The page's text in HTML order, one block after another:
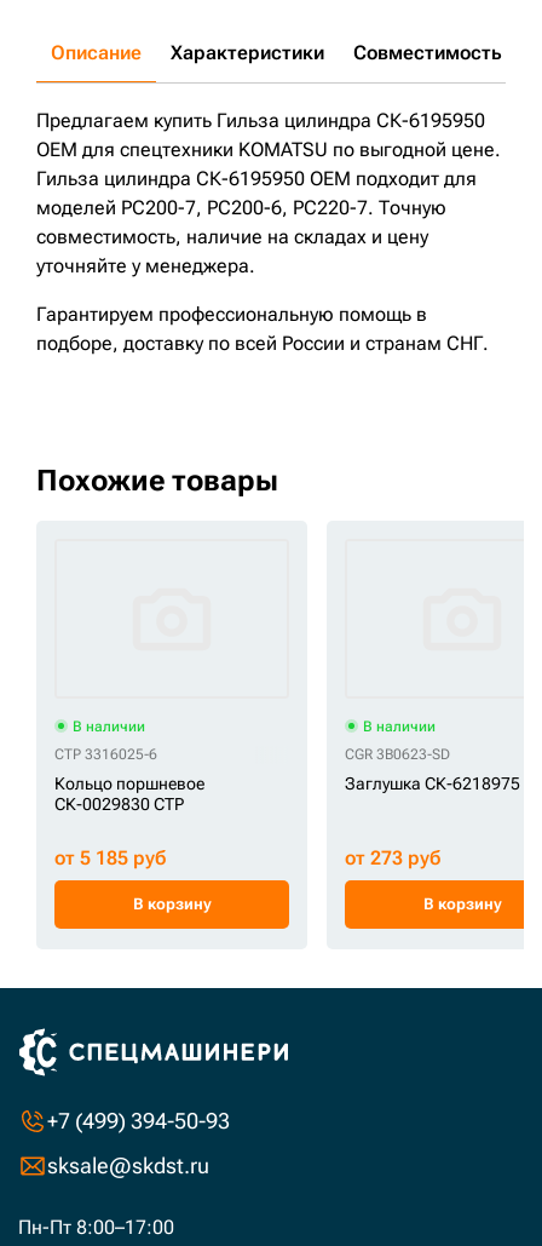
Описание Характеристики Совместимость
Предлагаем купить Гильза цилиндра СК-6195950
OEM для спецтехники KOMATSU по выгодной цене.
Гильза цилиндра СК-6195950 OEM подходит для
моделей PC200-7, PC200-6, PC220-7. Точную
совместимость, наличие на складах и цену
уточняйте у менеджера.
Гарантируем профессиональную помощь в
подборе, доставку по всей России и странам СНГ.
Похожие товары
В наличии
CTP 3316025-6
Кольцо поршневое
СК-0029830 CTP
от 5 185 руб
В корзину
В наличии
CGR 3B0623-SD
Заглушка СК-6218975
от 273 руб
В корзину
+7 (499) 394-50-93
sksale@skdst.ru
Пн-Пт 8:00–17:00